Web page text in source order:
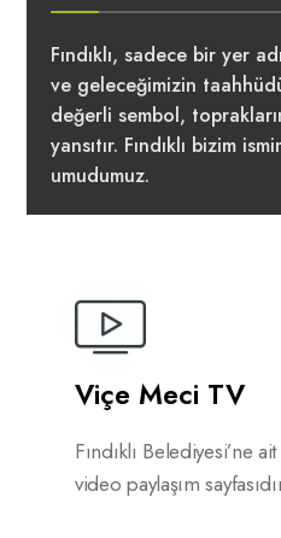
Fındıklı, sadece bir yer
ve geleceğimizin
değerli sembol,
yansıtır. Fındıklı bizim
umudumuz.
Viçe Meci TV
Fındıklı Belediyesi’ne
video paylaşım